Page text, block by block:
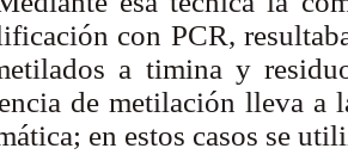
con PCR,
a timina y
de metilación lleva a
en estos casos se